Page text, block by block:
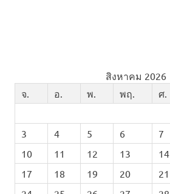
สิงหาคม 2026
จ.
อ. พ. พฤ. ศ.
3
4 5 6 7
10
11 12 13 14
17
18 19 20 21